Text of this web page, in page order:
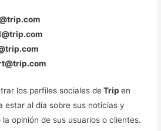
los perfiles sociales deTripen
estar al día sobre sus noticias y
opinión de sus usuarios o clientes.